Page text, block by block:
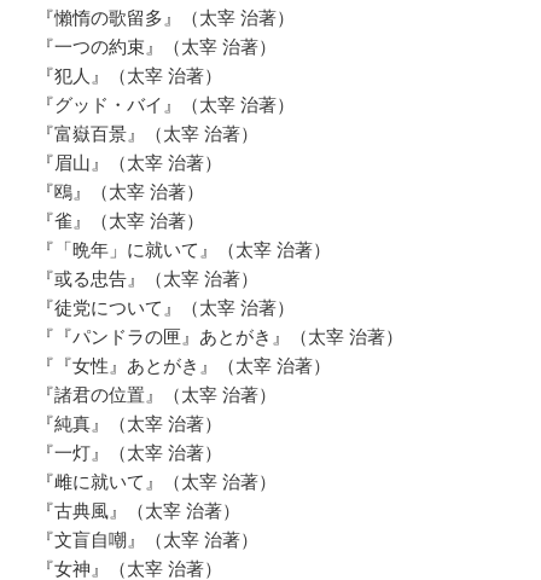
『懶惰の歌留多』（太宰 治著）
『一つの約束』（太宰 治著）
『犯人』（太宰 治著）
『グッド・バイ』（太宰 治著）
『富嶽百景』（太宰 治著）
『眉山』（太宰 治著）
『鴎』（太宰 治著）
『雀』（太宰 治著）
『「晩年」に就いて』（太宰 治著）
『或る忠告』（太宰 治著）
『徒党について』（太宰 治著）
『『パンドラの匣』あとがき』（太宰 治著）
『『女性』あとがき』（太宰 治著）
『諸君の位置』（太宰 治著）
『純真』（太宰 治著）
『一灯』（太宰 治著）
『雌に就いて』（太宰 治著）
『古典風』（太宰 治著）
『文盲自嘲』（太宰 治著）
『女神』（太宰 治著）